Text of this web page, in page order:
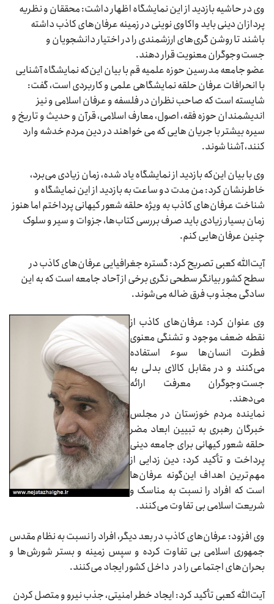
وی در حاشیه بازدید از این نمایشگاه اظهار داشت: محققان و نظریه
پردازان دینی باید واکاوی نوینی در زمینه عرفان‌های کاذب داشته
باشند تا روشن گری‌های ارزشمندی را در اختیار دانشجویان و
جست‌وجوگران معنویت قرار دهند.
عضو جامعه مدرسین حوزه علمیه قم با بیان این‌که نمایشگاه آشنایی
با انحرافات عرفان حلقه نمایشگاهی علمی و کاربردی است، گفت:
شایسته است که صاحب نظران در فلسفه و عرفان اسلامی و نیز
اندیشمندان حوزه فقه، اصول، معارف اسلامی، قرآن و حدیث و تاریخ و
سیره بیشتر با جریان هایی که می خواهند در دین مردم خدشه وارد
کنند، آشنا شوند.
وی با بیان این‌که بازدید از نمایشگاه یاد شده، زمان زیادی می‌برد،
خاطرنشان کرد: من مدت دو ساعت به بازدید از این نمایشگاه و
شناخت عرفان‌های کاذب به ویژه حلقه شعور کیهانی پرداختم اما هنوز
زمان بسیار زیادی باید صرف بررسی کتاب‌ها، جزوات و سیر و سلوک
چنین عرفان‌هایی کنم.
آیت‌الله کعبی تصریح کرد: گستره جغرافیایی عرفان‌های کاذب در
سطح کشور بیانگر سطحی نگری برخی از آحاد جامعه است که به این
سادگی مجذوب فرق ضاله می‌شوند.
وی عنوان کرد: عرفان‌‌های کاذب از
نقطه ضعف موجود و تشنگی معنوی
فطرت انسان‌ها سوء استفاده
می‌کنند و در مقابل کالای بدلی به
جست‌وجوگران معرفت ارائه
می‌دهند.
نماینده مردم خوزستان در مجلس
خبرگان رهبری به تبیین ابعاد مضر
حلقه شعور کیهانی برای جامعه دینی
پرداخت و تأکید کرد: دین زدایی از
مهم‌ترین اهداف این‌گونه عرفان‌ها
است که افراد را نسبت به مناسک و
شریعت اسلامی بی تفاوت می‌کنند.
وی افزود: عرفان‌های کاذب در بعد دیگر، افراد را نسبت به نظام مقدس
جمهوری اسلامی بی تفاوت کرده و سپس زمینه و بستر شورش‌ها و
بحران‌های اجتماعی را در داخل کشور ایجاد می‌کنند.
آیت‌الله کعبی تأکید کرد: ایجاد خطر امنیتی، جذب نیرو و متصل کردن